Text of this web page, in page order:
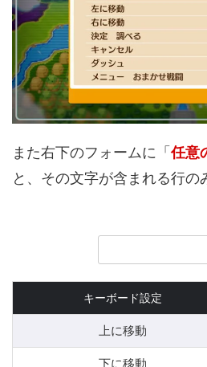
また右下のフォームに「任意
と、その文字が含まれる行の
キーボード設定
上に移動
下に移動